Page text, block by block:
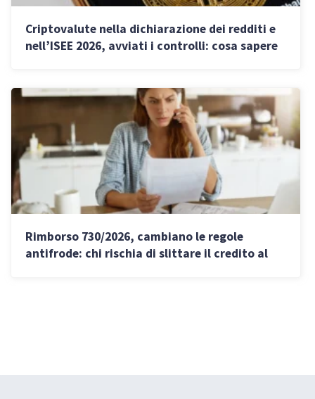
Criptovalute nella dichiarazione dei redditi e
nell’ISEE 2026, avviati i controlli: cosa sapere
Rimborso 730/2026, cambiano le regole
antifrode: chi rischia di slittare il credito al